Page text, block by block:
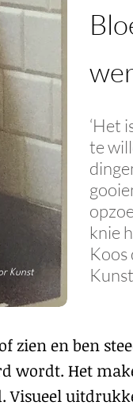
Kunst
‘Het
te
knie
Koos
zien en ben
wordt. Het
Visueel